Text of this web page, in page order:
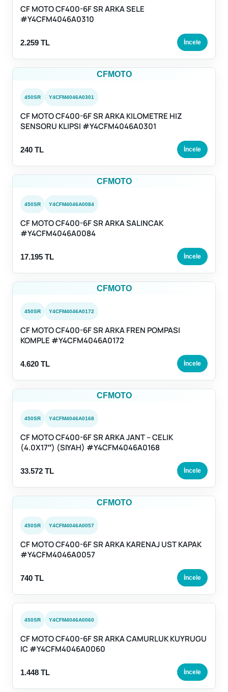
CF MOTO CF400-6F SR ARKA SELE
#Y4CFM4046A0310
2.259 TL İncele
CFMOTO
450SR Y4CFM4046A0301
CF MOTO CF400-6F SR ARKA KILOMETRE HIZ
SENSORU KLIPSI #Y4CFM4046A0301
240 TL İncele
CFMOTO
450SR Y4CFM4046A0084
CF MOTO CF400-6F SR ARKA SALINCAK
#Y4CFM4046A0084
17.195 TL İncele
CFMOTO
450SR Y4CFM4046A0172
CF MOTO CF400-6F SR ARKA FREN POMPASI
KOMPLE #Y4CFM4046A0172
4.620 TL İncele
CFMOTO
450SR Y4CFM4046A0168
CF MOTO CF400-6F SR ARKA JANT – CELIK
(4.0X17″) (SIYAH) #Y4CFM4046A0168
33.572 TL İncele
CFMOTO
450SR Y4CFM4046A0057
CF MOTO CF400-6F SR ARKA KARENAJ UST KAPAK
#Y4CFM4046A0057
740 TL İncele
450SR Y4CFM4046A0060
CF MOTO CF400-6F SR ARKA CAMURLUK KUYRUGU
IC #Y4CFM4046A0060
1.448 TL İncele